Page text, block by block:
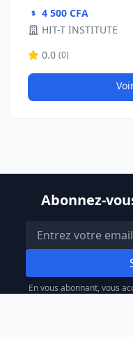
4 500 CFA
HIT-T INSTITUTE
0.0 (0)
Abonnez-
En vous abonnant, vous